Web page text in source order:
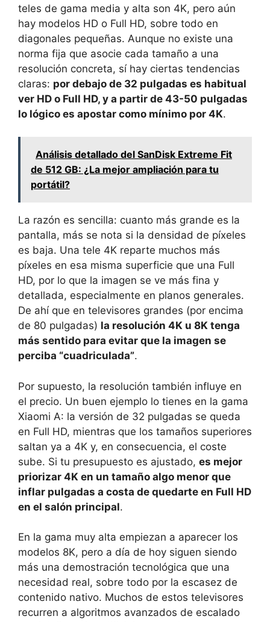
teles de gama media y alta son 4K, pero aún
hay modelos HD o Full HD, sobre todo en
diagonales pequeñas. Aunque no existe una
norma fija que asocie cada tamaño a una
resolución concreta, sí hay ciertas tendencias
claras: por debajo de 32 pulgadas es habitual
ver HD o Full HD, y a partir de 43-50 pulgadas
lo lógico es apostar como mínimo por 4K.
Análisis detallado del SanDisk Extreme Fit
de 512 GB: ¿La mejor ampliación para tu
portátil?
La razón es sencilla: cuanto más grande es la
pantalla, más se nota si la densidad de píxeles
es baja. Una tele 4K reparte muchos más
píxeles en esa misma superficie que una Full
HD, por lo que la imagen se ve más fina y
detallada, especialmente en planos generales.
De ahí que en televisores grandes (por encima
de 80 pulgadas) la resolución 4K u 8K tenga
más sentido para evitar que la imagen se
perciba “cuadriculada”.
Por supuesto, la resolución también influye en
el precio. Un buen ejemplo lo tienes en la gama
Xiaomi A: la versión de 32 pulgadas se queda
en Full HD, mientras que los tamaños superiores
saltan ya a 4K y, en consecuencia, el coste
sube. Si tu presupuesto es ajustado, es mejor
priorizar 4K en un tamaño algo menor que
inflar pulgadas a costa de quedarte en Full HD
en el salón principal.
En la gama muy alta empiezan a aparecer los
modelos 8K, pero a día de hoy siguen siendo
más una demostración tecnológica que una
necesidad real, sobre todo por la escasez de
contenido nativo. Muchos de estos televisores
recurren a algoritmos avanzados de escalado